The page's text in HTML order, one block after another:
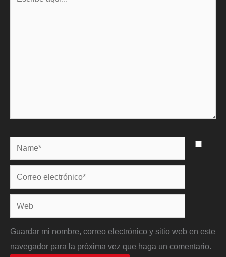
Name*
Correo
electrónico*
Web
Guardar mi nombre, correo electrónico y sitio web en este
navegador para la próxima vez que haga un comentario.